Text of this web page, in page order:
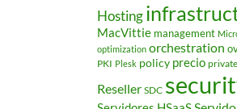
Hosting
MacVittie management
optimization orchestration
PKI Plesk policy precio
Reseller SDC